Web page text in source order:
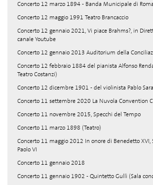
Concerto 12 marzo 1894 - Banda Municipale di Roma
Concerto 12 maggio 1991 Teatro Brancaccio
Concerto 12 gennaio 2021, Vi piace Brahms?, in
canale Youtube
Concerto 12 gennaio 2013 Auditorium della
Concerto 12 febbraio 1884 del pianista Alfonso
Teatro Costanzi)
Concerto 12 dicembre 1901 - del violinista Pablo
Concerto 11 settembre 2020 La Nuvola Convention
Concerto 11 novembre 2015, Specchi del Tempo
Concerto 11 marzo 1898 (Teatro)
Concerto 11 maggio 2012 In onore di Benedetto XVI,
Paolo VI
Concerto 11 gennaio 2018
Concerto 11 gennaio 1902 - Quintetto Gullì (Sala